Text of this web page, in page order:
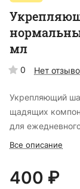
мл
0 Нет
Укрепляющий
щадящих
для
Все описание
400 ₽